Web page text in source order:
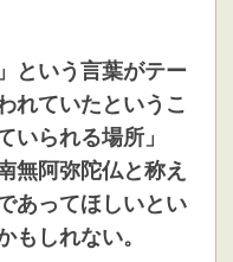
という言葉がテー
れていたというこ
いられる場所」
無阿弥陀仏と称え
あってほしいとい
もしれない。